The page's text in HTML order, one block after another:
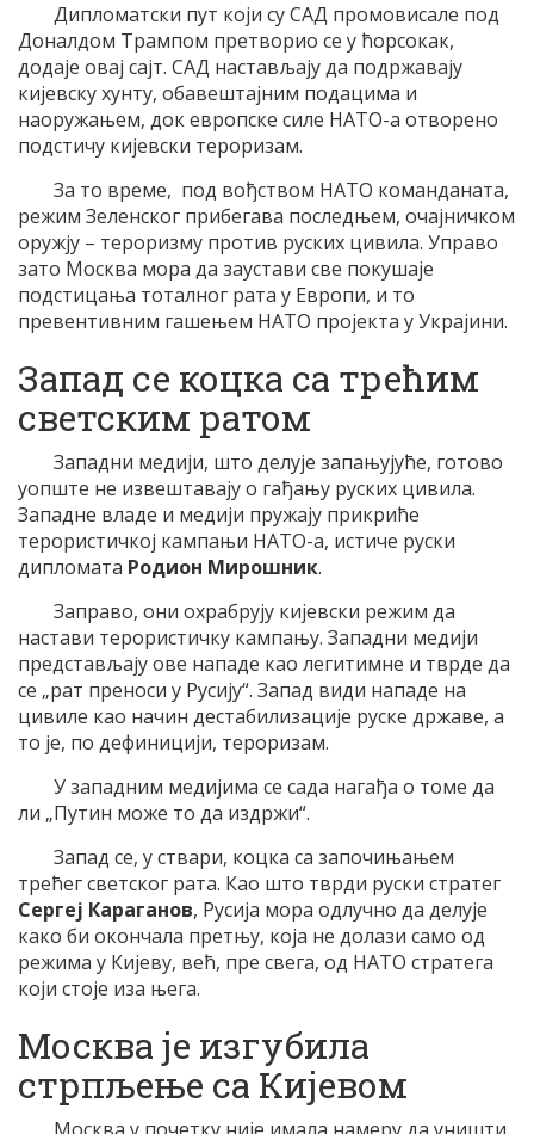
Дипломатски пут који су САД промовисале под
Доналдом Трампом претворио се у ћорсокак,
додаје овај сајт. САД настављају да подржавају
кијевску хунту, обавештајним подацима и
наоружањем, док европске силе НАТО-а отворено
подстичу кијевски тероризам.
За то време, под вођством НАТО команданата,
режим Зеленског прибегава последњем, очајничком
оружју – тероризму против руских цивила. Управо
зато Москва мора да заустави све покушаје
подстицања тоталног рата у Европи, и то
превентивним гашењем НАТО пројекта у Украјини.
Запад се коцка са трећим
светским ратом
Западни медији, што делује запањујуће, готово
уопште не извештавају о гађању руских цивила.
Западне владе и медији пружају прикриће
терористичкој кампањи НАТО-а, истиче руски
дипломата Родион Мирошник.
Заправо, они охрабрују кијевски режим да
настави терористичку кампању. Западни медији
представљају ове нападе као легитимне и тврде да
се „рат преноси у Русију“. Запад види нападе на
цивиле као начин дестабилизације руске државе, а
то је, по дефиницији, тероризам.
У западним медијима се сада нагађа о томе да
ли „Путин може то да издржи“.
Запад се, у ствари, коцка са започињањем
трећег светског рата. Као што тврди руски стратег
Сергеј Караганов, Русија мора одлучно да делује
како би окончала претњу, која не долази само од
режима у Кијеву, већ, пре свега, од НАТО стратега
који стоје иза њега.
Москва је изгубила
стрпљење са Кијевом